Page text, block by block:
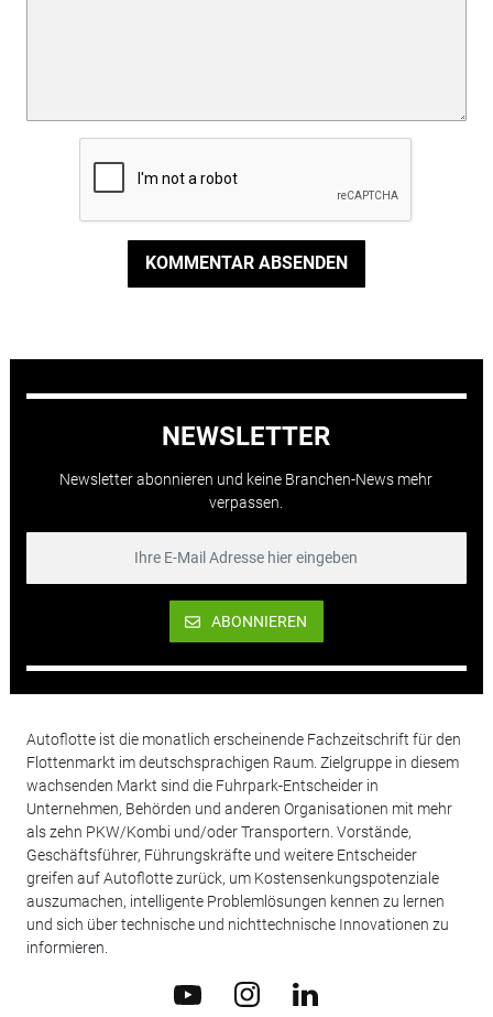
KOMMENTAR ABSENDEN
NEWSLETTER
Newsletter abonnieren und keine Branchen-News mehr
verpassen.
ABONNIEREN
Autoflotte ist die monatlich erscheinende Fachzeitschrift für den
Flottenmarkt im deutschsprachigen Raum. Zielgruppe in diesem
wachsenden Markt sind die Fuhrpark-Entscheider in
Unternehmen, Behörden und anderen Organisationen mit mehr
als zehn PKW/Kombi und/oder Transportern. Vorstände,
Geschäftsführer, Führungskräfte und weitere Entscheider
greifen auf Autoflotte zurück, um Kostensenkungspotenziale
auszumachen, intelligente Problemlösungen kennen zu lernen
und sich über technische und nichttechnische Innovationen zu
informieren.